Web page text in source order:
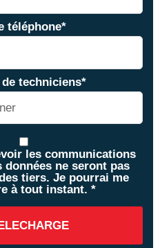
téléphone*
techniciens*
les communications
données ne seront pas
tiers. Je pourrai me
à tout instant. *